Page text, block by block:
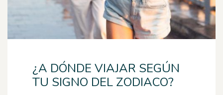
¿A DÓNDE VIAJAR SEGÚN
TU SIGNO DEL ZODIACO?